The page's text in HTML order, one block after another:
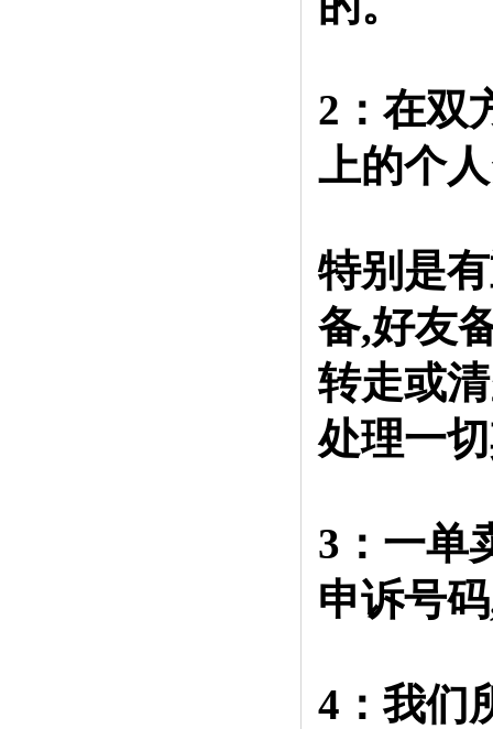
2：在双
上的个
特别是
备,好友
转走或
处理一
3：一单
申诉号
4：我们